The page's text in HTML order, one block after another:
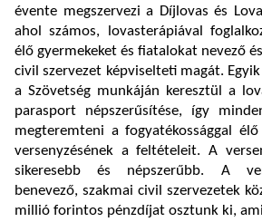
évente megszervezi a Díjlovas és
ahol számos, lovasterápiával
élő gyermekeket és fiatalokat nevező
civil szervezet képviselteti magát.
a Szövetség munkáján keresztül a
parasport népszerűsítése, így
megteremteni a fogyatékossággal
versenyzésének a feltételeit. A
sikeresebb és népszerűbb. A
benevező, szakmai civil szervezetek
millió forintos pénzdíjat osztunk ki,